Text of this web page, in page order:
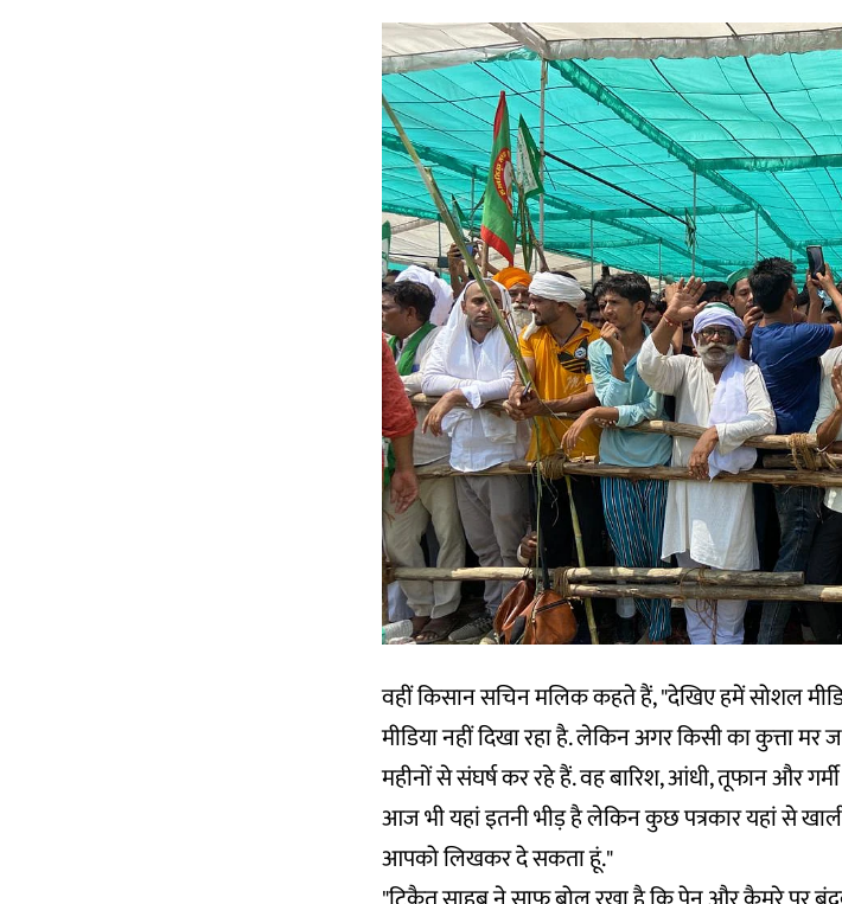
वहीं किसान सचिन मलिक कहते हैं, "देखिए हमें सोशल
मीडिया नहीं दिखा रहा है. लेकिन अगर किसी का कुत्ता मर
महीनों से संघर्ष कर रहे हैं. वह बारिश, आंधी, तूफान और
आज भी यहां इतनी भीड़ है लेकिन कुछ पत्रकार यहां से
आपको लिखकर दे सकता हूं."